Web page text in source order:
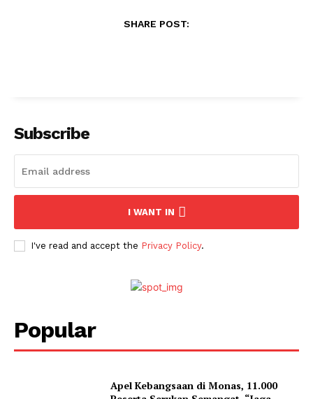
SHARE POST:
Subscribe
I WANT IN
I've read and accept the Privacy Policy.
Popular
Apel Kebangsaan di Monas, 11.000